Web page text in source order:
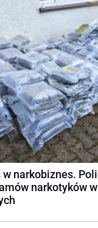
narkobiznes.
narkotyków